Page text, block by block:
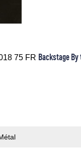
75 FR Backstage